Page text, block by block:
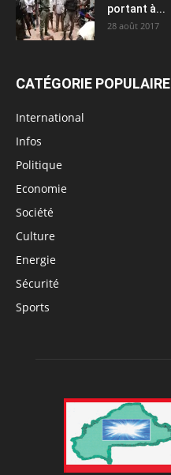
portant à...
28 août 2017
CATÉGORIE POPULAIRE
International
Infos
Politique
Economie
Société
Culture
Energie
Sécurité
Sports